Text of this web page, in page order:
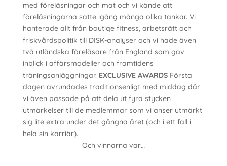
med föreläsningar och mat och vi kände att
föreläsningarna satte igång många olika tankar. Vi
hanterade allt från boutiqe fitness, arbetsrätt och
friskvårdspolitik till DISK-analyser och vi hade även
två utländska föreläsare från England som gav
inblick i affärsmodeller och framtidens
träningsanläggningar. EXCLUSIVE AWARDS Första
dagen avrundades traditionsenligt med middag där
vi även passade på att dela ut fyra stycken
utmärkelser till de medlemmar som vi anser utmärkt
sig lite extra under det gångna året (och i ett fall i
hela sin karriär).
Och vinnarna var…